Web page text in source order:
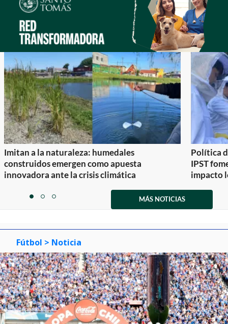
Imitan a la naturaleza: humedales
construidos emergen como apuesta
innovadora ante la crisis climática
Política
IPST
impacto
itemitemitem
MÁS NOTICIAS
Fútbol > Noticia